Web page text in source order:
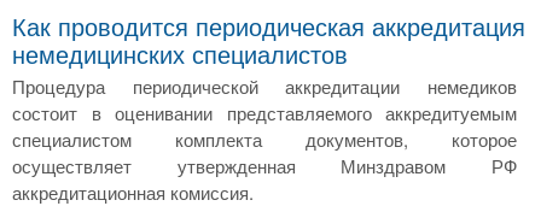
Как проводится периодическая аккредитация
немедицинских специалистов
Процедура периодической аккредитации немедиков
состоит в оценивании представляемого аккредитуемым
специалистом комплекта документов, которое
осуществляет утвержденная Минздравом РФ
аккредитационная комиссия.